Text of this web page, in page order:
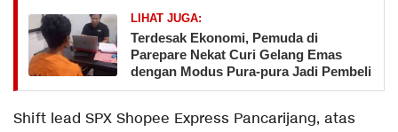
LIHAT JUGA:
Terdesak Ekonomi, Pemuda di
Parepare Nekat Curi Gelang Emas
dengan Modus Pura-pura Jadi Pembeli
Shift lead SPX Shopee Express Pancarijang, atas